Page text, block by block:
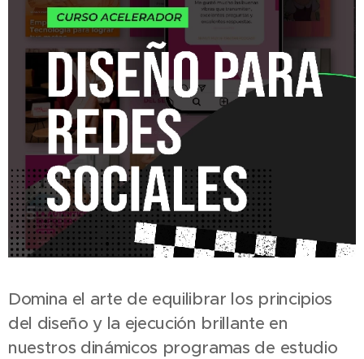
Domina el arte de equilibrar los principios
del diseño y la ejecución brillante en
nuestros dinámicos programas de estudio